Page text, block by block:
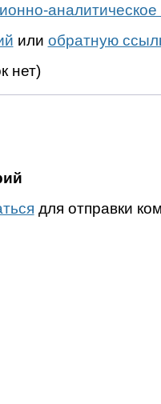
аналитическое
или обратную
нет)
для отправки